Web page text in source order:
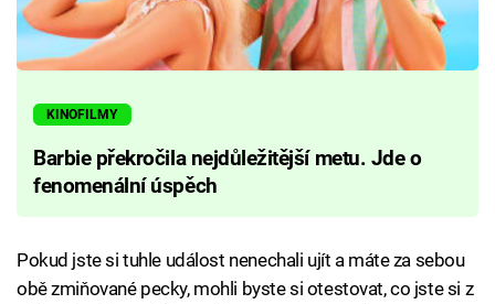
KINOFILMY
Barbie překročila nejdůležitější metu. Jde o
fenomenální úspěch
Pokud jste si tuhle událost nenechali ujít a máte za sebou
obě zmiňované pecky, mohli byste si otestovat, co jste si z